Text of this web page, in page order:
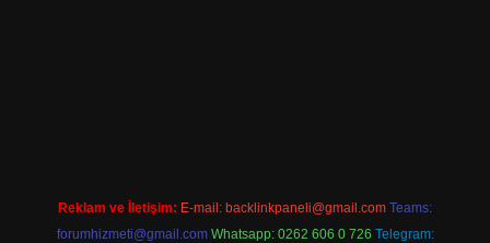
Reklam ve İletişim: E-mail: backlinkpaneli@gmail.com Teams:
forumhizmeti@gmail.com Whatsapp: 0262 606 0 726 Telegram: